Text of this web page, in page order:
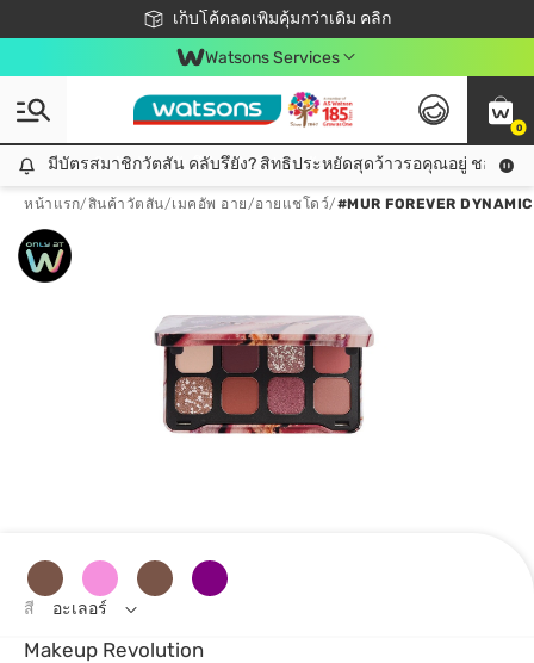
เก็บโค้ดลดเพิ่มคุ้มกว่าเดิม คลิก
ชอปออนไลน์ครั้งแรก ลดเพิ่มจุก ๆ 10%! 🎉
📦ส่งฟรี! เมื่อชอป 499฿
สมาชิกวัตสัน คลับดียังไง?
Watsons Services
0
มีบัตรสมาชิกวัตสัน คลับรึยัง? สิทธิประหยัดสุดว้าวรอคุณอยู่ ชอปคุ้มกว่าเดิม คลิก!
มีบัตรสมาชิกวัตสัน คลับรึยัง? สิทธิประหยัดสุดว้าวรอคุณอยู่ ชอปคุ้มก
หน้าแรก/สินค้าวัตสัน/เมคอัพ อาย/อายแชโดว์/#MUR FOREVER
Makeup Revolution
สี อะเลอร์